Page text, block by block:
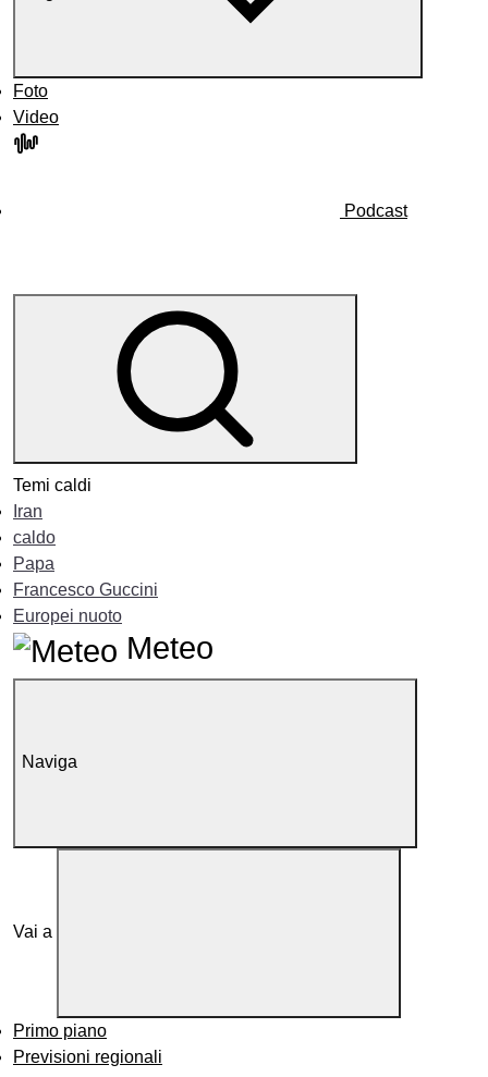
Foto
Video
Podcast
Temi caldi
Iran
caldo
Papa
Francesco Guccini
Europei nuoto
Meteo
Naviga
Vai a
Primo piano
Previsioni regionali